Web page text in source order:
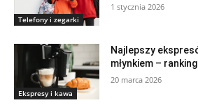
Telefony i zegarki
1 stycznia 2026
Ekspresy i kawa
Najlepszy
młynkiem –
20 marca 2026